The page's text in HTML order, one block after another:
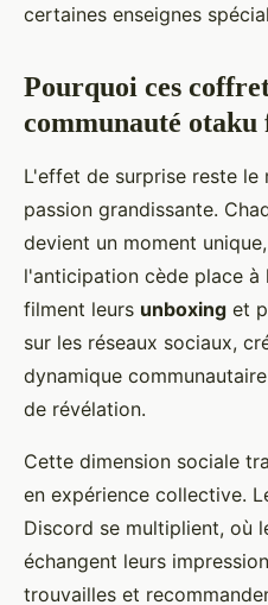
certaines enseignes
Pourquoi ces
communauté otaku
L'effet de surprise reste
passion grandissante.
devient un moment
l'anticipation cède place à
filment leurs unboxing et
sur les réseaux sociaux,
dynamique
de révélation.
Cette dimension sociale
en expérience collective.
Discord se multiplient, où
échangent leurs
trouvailles et